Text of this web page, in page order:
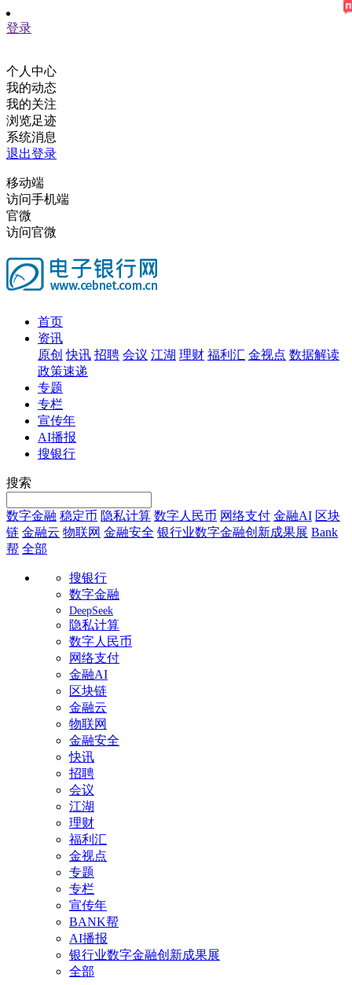
登录
个人中心
我的动态
我的关注
浏览足迹
系统消息
退出登录
移动端
访问手机端
官微
访问官微
首页
资讯
原创 快讯 招聘 会议 江湖 理财 福利汇 金视点 数据解读
政策速递
专题
专栏
宣传年
AI播报
搜银行
搜索
数字金融 稳定币 隐私计算 数字人民币 网络支付 金融AI 区块
链 金融云 物联网 金融安全 银行业数字金融创新成果展 Bank
帮 全部
搜银行
数字金融
DeepSeek
隐私计算
数字人民币
网络支付
金融AI
区块链
金融云
物联网
金融安全
快讯
招聘
会议
江湖
理财
福利汇
金视点
专题
专栏
宣传年
BANK帮
AI播报
银行业数字金融创新成果展
全部